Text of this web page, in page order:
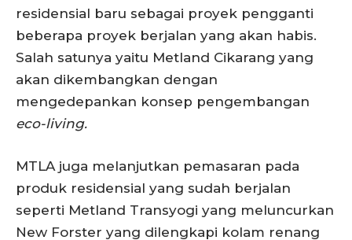
residensial baru sebagai proyek pengganti
beberapa proyek berjalan yang akan habis.
Salah satunya yaitu Metland Cikarang yang
akan dikembangkan dengan
mengedepankan konsep pengembangan
eco-living.
MTLA juga melanjutkan pemasaran pada
produk residensial yang sudah berjalan
seperti Metland Transyogi yang meluncurkan
New Forster yang dilengkapi kolam renang